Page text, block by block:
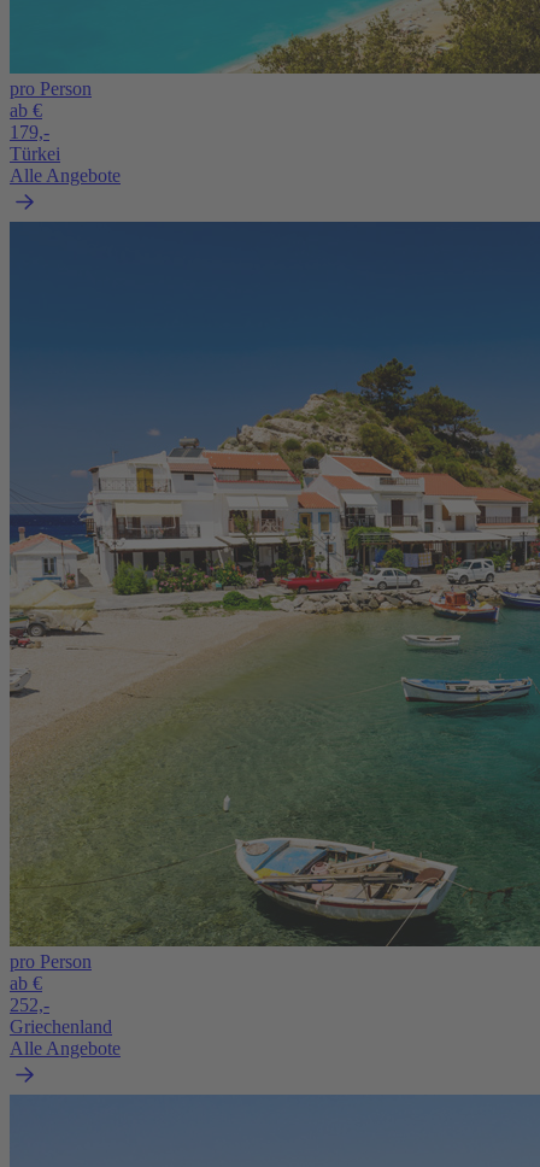
pro Person
ab €
179,-
Türkei
Alle Angebote
pro Person
ab €
252,-
Griechenland
Alle Angebote